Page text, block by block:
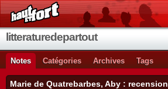
litteraturedepartout
Notes Catégories Archives Tags
Marie de Quatrebarbes, Aby : recension